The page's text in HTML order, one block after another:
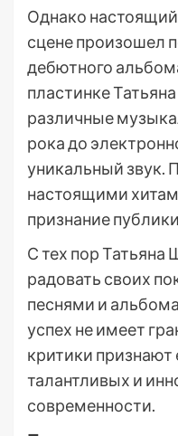
Однако
сцене произошел
дебютного
пластинке
различные
рока до
уникальный звук.
настоящими
признание
С тех пор Татьяна
радовать своих
песнями и
успех не имеет
критики
талантливых и
современности.